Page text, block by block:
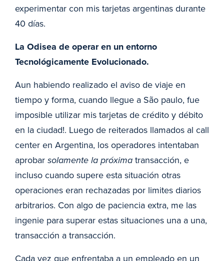
experimentar con mis tarjetas argentinas durante
40 días.
La Odisea de operar en un entorno
Tecnológicamente Evolucionado.
Aun habiendo realizado el aviso de viaje en
tiempo y forma, cuando llegue a São paulo, fue
imposible utilizar mis tarjetas de crédito y débito
en la ciudad!. Luego de reiterados llamados al call
center en Argentina, los operadores intentaban
aprobar solamente la próxima transacción, e
incluso cuando supere esta situación otras
operaciones eran rechazadas por limites diarios
arbitrarios. Con algo de paciencia extra, me las
ingenie para superar estas situaciones una a una,
transacción a transacción.
Cada vez que enfrentaba a un empleado en un